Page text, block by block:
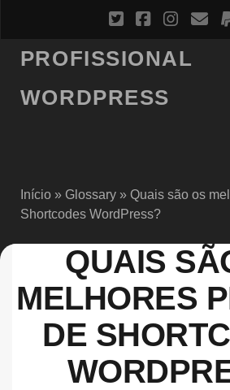
PROFISSIONAL
WORDPRESS
Início» Glossary» Quais são os
Shortcodes WordPress?
QUAIS
MELHORES
DE